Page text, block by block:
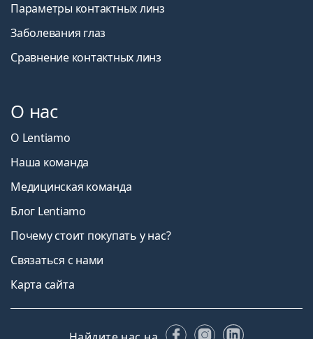
Параметры контактных линз
Заболевания глаз
Сравнение контактных линз
О нас
О Lentiamo
Наша команда
Медицинская команда
Блог Lentiamo
Почему стоит покупать у нас?
Связаться с нами
Карта сайта
FacebookInstagram
LinkedIn